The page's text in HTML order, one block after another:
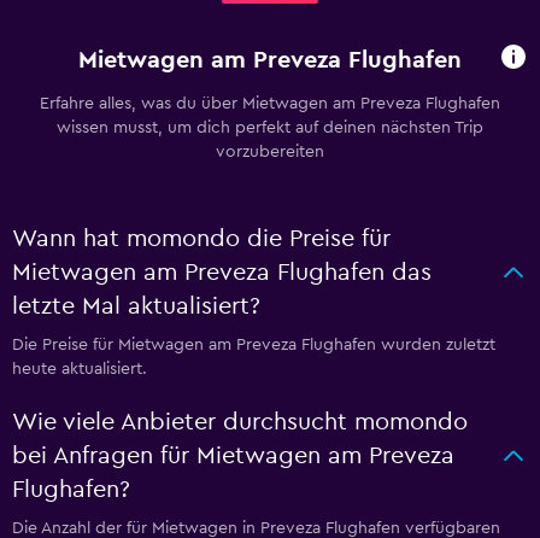
Mietwagen am Preveza Flughafen
Erfahre alles, was du über Mietwagen am Preveza Flughafen
wissen musst, um dich perfekt auf deinen nächsten Trip
vorzubereiten
Wann hat momondo die Preise für
Mietwagen am Preveza Flughafen das
letzte Mal aktualisiert?
Die Preise für Mietwagen am Preveza Flughafen wurden zuletzt
heute aktualisiert.
Wie viele Anbieter durchsucht momondo
bei Anfragen für Mietwagen am Preveza
Flughafen?
Die Anzahl der für Mietwagen in Preveza Flughafen verfügbaren